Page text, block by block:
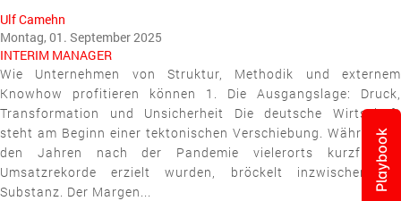
Ulf Camehn
Montag, 01. September 2025
INTERIM MANAGER
Wie Unternehmen von Struktur, Methodik und externem
Knowhow profitieren können 1. Die Ausgangslage: Druck,
Transformation und Unsicherheit Die deutsche Wirtschaft
steht am Beginn einer tektonischen Verschiebung. Während in
den Jahren nach der Pandemie vielerorts kurzfristige
Umsatzrekorde erzielt wurden, bröckelt inzwischen die
Substanz. Der Margen...
Playbook